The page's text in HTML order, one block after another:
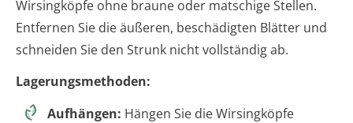
Wirsingköpfe ohne braune oder matschige Stellen.
Entfernen Sie die äußeren, beschädigten Blätter und
schneiden Sie den Strunk nicht vollständig ab.
Lagerungsmethoden:
Aufhängen: Hängen Sie die Wirsingköpfe